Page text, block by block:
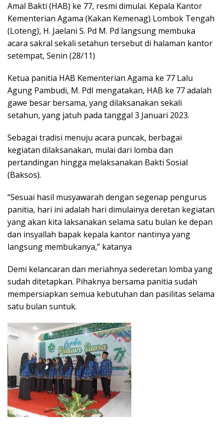
Amal Bakti (HAB) ke 77, resmi dimulai. Kepala Kantor
Kementerian Agama (Kakan Kemenag) Lombok Tengah
(Loteng), H. Jaelani S. Pd M. Pd langsung membuka
acara sakral sekali setahun tersebut di halaman kantor
setempat, Senin (28/11)
Ketua panitia HAB Kementerian Agama ke 77 Lalu
Agung Pambudi, M. PdI mengatakan, HAB ke 77 adalah
gawe besar bersama, yang dilaksanakan sekali
setahun, yang jatuh pada tanggal 3 Januari 2023.
Sebagai tradisi menuju acara puncak, berbagai
kegiatan dilaksanakan, mulai dari lomba dan
pertandingan hingga melaksanakan Bakti Sosial
(Baksos).
“Sesuai hasil musyawarah dengan segenap pengurus
panitia, hari ini adalah hari dimulainya deretan kegiatan
yang akan kita laksanakan selama satu bulan ke depan
dan insyallah bapak kepala kantor nantinya yang
langsung membukanya,” katanya
Demi kelancaran dan meriahnya sederetan lomba yang
sudah ditetapkan. Pihaknya bersama panitia sudah
mempersiapkan semua kebutuhan dan pasilitas selama
satu bulan suntuk.